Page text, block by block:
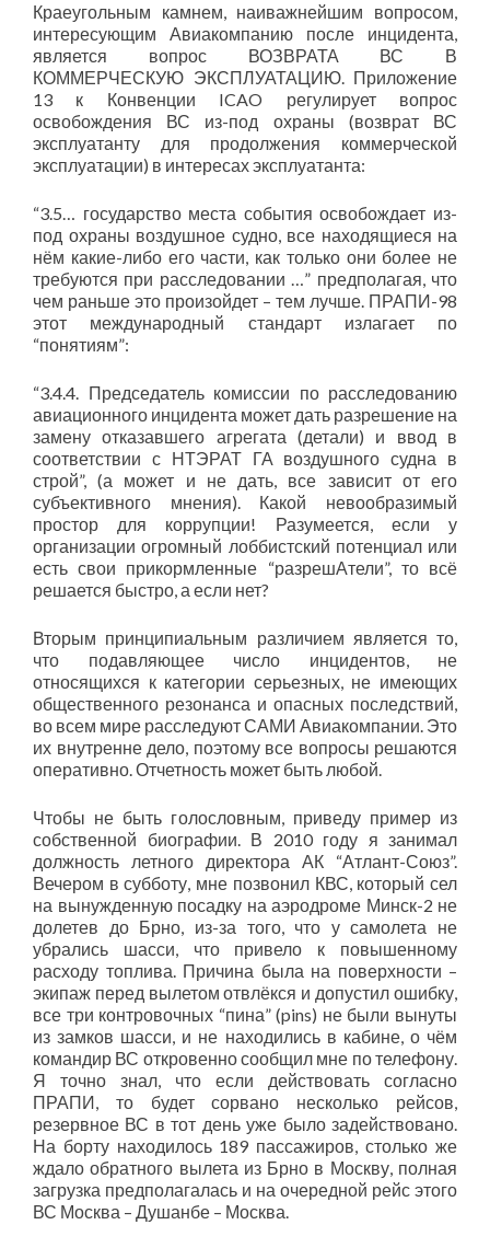
Краеугольным камнем, наиважнейшим вопросом,
интересующим Авиакомпанию после инцидента,
является вопрос ВОЗВРАТА ВС В
КОММЕРЧЕСКУЮ ЭКСПЛУАТАЦИЮ. Приложение
13 к Конвенции ICAO регулирует вопрос
освобождения ВС из-под охраны (возврат ВС
эксплуатанту для продолжения коммерческой
эксплуатации) в интересах эксплуатанта:
“3.5… государство места события освобождает из-
под охраны воздушное судно, все находящиеся на
нём какие-либо его части, как только они более не
требуются при расследовании …” предполагая, что
чем раньше это произойдет – тем лучше. ПРАПИ-98
этот международный стандарт излагает по
“понятиям”:
“3.4.4. Председатель комиссии по расследованию
авиационного инцидента может дать разрешение на
замену отказавшего агрегата (детали) и ввод в
соответствии с НТЭРАТ ГА воздушного судна в
строй”, (а может и не дать, все зависит от его
субъективного мнения). Какой невообразимый
простор для коррупции! Разумеется, если у
организации огромный лоббистский потенциал или
есть свои прикормленные “разрешАтели”, то всё
решается быстро, а если нет?
Вторым принципиальным различием является то,
что подавляющее число инцидентов, не
относящихся к категории серьезных, не имеющих
общественного резонанса и опасных последствий,
во всем мире расследуют САМИ Авиакомпании. Это
их внутренне дело, поэтому все вопросы решаются
оперативно. Отчетность может быть любой.
Чтобы не быть голословным, приведу пример из
собственной биографии. В 2010 году я занимал
должность летного директора АК “Атлант-Союз”.
Вечером в субботу, мне позвонил КВС, который сел
на вынужденную посадку на аэродроме Минск-2 не
долетев до Брно, из-за того, что у самолета не
убрались шасси, что привело к повышенному
расходу топлива. Причина была на поверхности –
экипаж перед вылетом отвлёкся и допустил ошибку,
все три контровочных “пина” (pins) не были вынуты
из замков шасси, и не находились в кабине, о чём
командир ВС откровенно сообщил мне по телефону.
Я точно знал, что если действовать согласно
ПРАПИ, то будет сорвано несколько рейсов,
резервное ВС в тот день уже было задействовано.
На борту находилось 189 пассажиров, столько же
ждало обратного вылета из Брно в Москву, полная
загрузка предполагалась и на очередной рейс этого
ВС Москва – Душанбе – Москва.